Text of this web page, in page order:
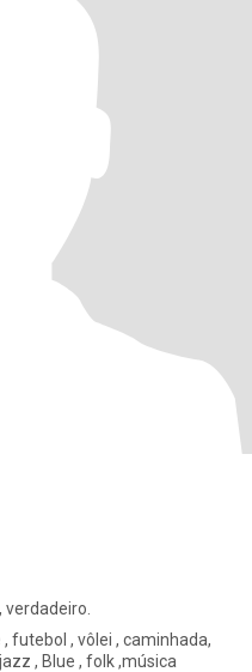
futebol , vôlei , caminhada,
, Blue , folk ,música